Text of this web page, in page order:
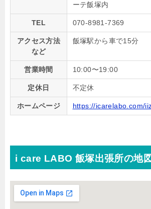
ーテ飯塚内
TEL 070-8981-7369
アクセス方法
など
飯塚駅から車で15分
営業時間 10:00〜19:00
定休日 不定休
ホームページ https://icarelabo.com/
i care LABO 飯塚出張所の地図